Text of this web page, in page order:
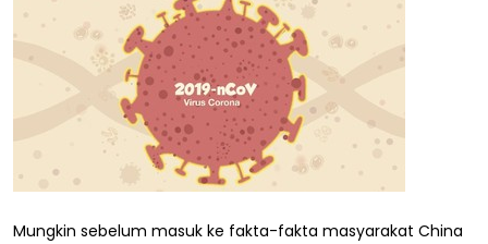
Mungkin sebelum masuk ke fakta-fakta masyarakat China